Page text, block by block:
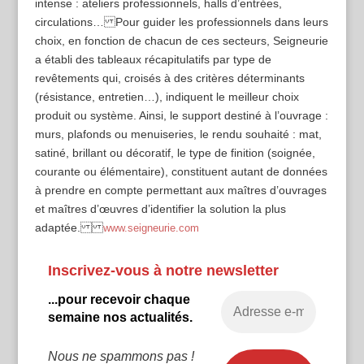
intense : ateliers professionnels, halls d’entrées,
circulations… Pour guider les professionnels dans leurs
choix, en fonction de chacun de ces secteurs, Seigneurie
a établi des tableaux récapitulatifs par type de
revêtements qui, croisés à des critères déterminants
(résistance, entretien…), indiquent le meilleur choix
produit ou système. Ainsi, le support destiné à l’ouvrage :
murs, plafonds ou menuiseries, le rendu souhaité : mat,
satiné, brillant ou décoratif, le type de finition (soignée,
courante ou élémentaire), constituent autant de données
à prendre en compte permettant aux maîtres d’ouvrages
et maîtres d’œuvres d’identifier la solution la plus
adaptée.www.seigneurie.com
Inscrivez-vous à notre newsletter
...pour recevoir chaque
semaine nos actualités.
Nous ne spammons pas !